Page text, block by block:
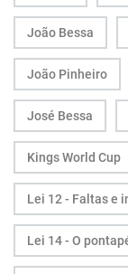
João Bessa
João Pinheiro
José Bessa
Kings World Cup
Lei 12 - Faltas e
Lei 14 - O